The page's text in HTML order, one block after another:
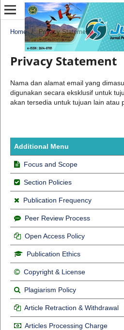
Home / Privacy Statement
Privacy Statement
Nama dan alamat email yang
digunakan secara eksklusif untuk
akan tersedia untuk tujuan lain atau
Additional Menu
Focus and Scope
Section Policies
Publication Frequency
Peer Review Process
Open Access Policy
Publication Ethics
Copyright & License
Plagiarism Policy
Article Retraction & Withdrawal
Articles Processing Charge